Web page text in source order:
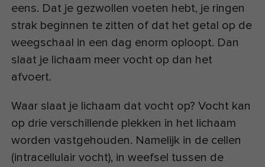
eens. Dat je gezwollen voeten hebt, je ringen
strak beginnen te zitten of dat het getal op de
weegschaal in een dag enorm oploopt. Dan
slaat je lichaam meer vocht op dan het
afvoert.
Waar slaat je lichaam dat vocht op? Vocht kan
op drie verschillende plekken in het lichaam
worden vastgehouden. Namelijk in de cellen
(intracellulair vocht), in weefsel tussen de